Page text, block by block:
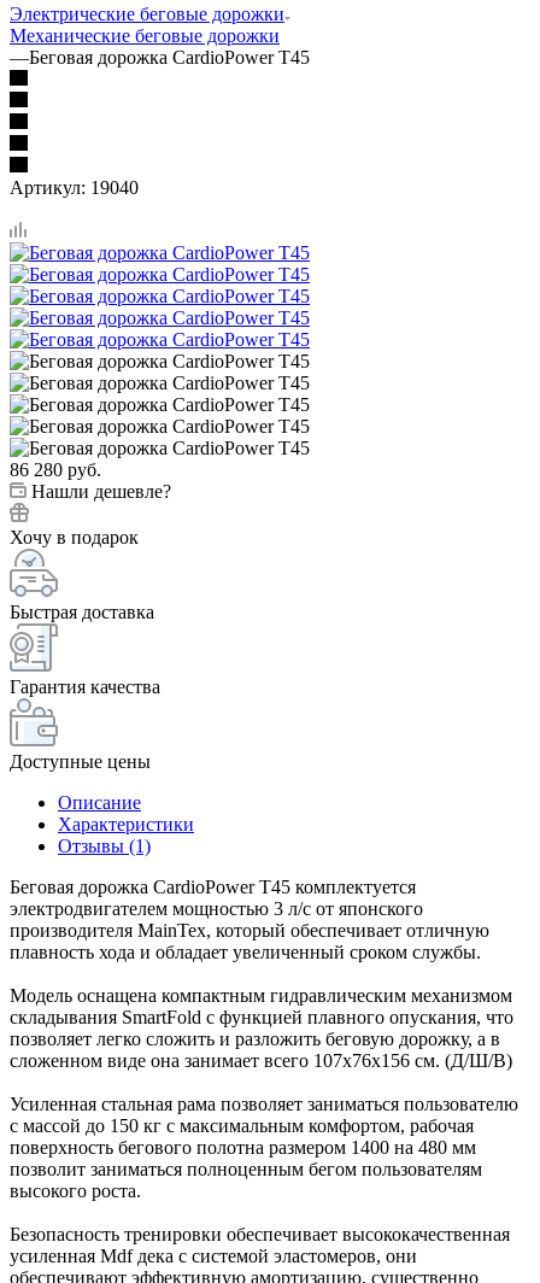
Электрические беговые дорожки
Механические беговые дорожки
—Беговая дорожка CardioPower T45
Артикул: 19040
86 280 руб.
Нашли дешевле?
Хочу в подарок
Быстрая доставка
Гарантия качества
Доступные цены
Описание
Характеристики
Отзывы (1)
Беговая дорожка CardioPower T45 комплектуется
электродвигателем мощностью 3 л/с от японского
производителя MainTex, который обеспечивает отличную
плавность хода и обладает увеличенный сроком службы.
Модель оснащена компактным гидравлическим механизмом
складывания SmartFold с функцией плавного опускания, что
позволяет легко сложить и разложить беговую дорожку, а в
сложенном виде она занимает всего 107x76x156 см. (Д/Ш/В)
Усиленная стальная рама позволяет заниматься пользователю
с массой до 150 кг с максимальным комфортом, рабочая
поверхность бегового полотна размером 1400 на 480 мм
позволит заниматься полноценным бегом пользователям
высокого роста.
Безопасность тренировки обеспечивает высококачественная
усиленная Mdf дека с системой эластомеров, они
обеспечивают эффективную амортизацию, существенно